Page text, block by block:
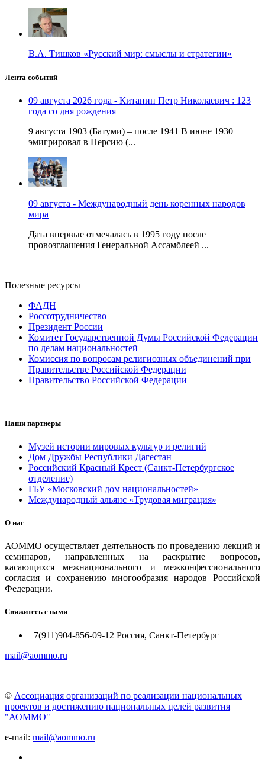
В.А. Тишков «Русский мир: смыслы и стратегии»
Лента событий
09 августа 2026 года - Китанин Петр Николаевич : 123
года со дня рождения
9 августа 1903 (Батуми) – после 1941 В июне 1930
эмигрировал в Персию (...
09 августа - Международный день коренных народов
мира
Дата впервые отмечалась в 1995 году после
провозглашения Генеральной Ассамблеей ...
Полезные ресурсы
ФАДН
Россотрудничество
Президент России
Комитет Государственной Думы Российской Федерации
по делам национальностей
Комиссия по вопросам религиозных объединений при
Правительстве Российской Федерации
Правительство Российской Федерации
Наши партнеры
Музей истории мировых культур и религий
Дом Дружбы Республики Дагестан
Российский Красный Крест (Санкт-Петербургское
отделение)
ГБУ «Московский дом национальностей»
Международный альянс «Трудовая миграция»
О нас
АОММО осуществляет деятельность по проведению лекций и
семинаров, направленных на раскрытие вопросов,
касающихся межнационального и межконфессионального
согласия и сохранению многообразия народов Российской
Федерации.
Свяжитесь с нами
+7(911)904-856-09-12 Россия, Санкт-Петербург
mail@aommo.ru
© Ассоциация организаций по реализации национальных
проектов и достижению национальных целей развития
"АОММО"
e-mail: mail@aommo.ru